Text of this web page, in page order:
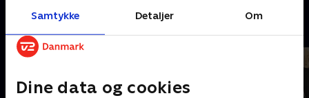
Samtykke Detaljer Om
Dine data og cookies